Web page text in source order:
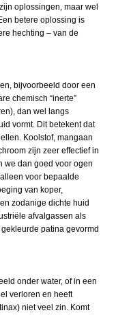
oplossingen, maar wel
betere oplossing is
hechting – van de
bijvoorbeeld door een
chemisch “inerte”
dan wel langs
vormt. Dit betekent dat
Koolstof, mangaan
zijn zeer effectief in
we dan goed voor ogen
voor bepaalde
van koper,
zodanige dichte huid
afvalgassen als
patina gevormd
onder water, of in een
verloren en heeft
niet veel zin. Komt